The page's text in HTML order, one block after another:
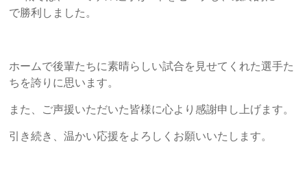
で勝利しました。
ホームで後輩たちに素晴らしい試合を見せてくれた選手た
ちを誇りに思います。
また、ご声援いただいた皆様に心より感謝申し上げます。
引き続き、温かい応援をよろしくお願いいたします。